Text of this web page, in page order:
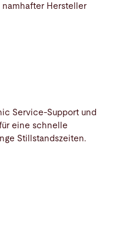
Hersteller
Service-Support und
eine schnelle
Stillstandszeiten.